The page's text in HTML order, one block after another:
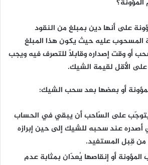
على أنها دين بمبلغ من النقود
عليه حيث يكون هذا المبلغ
أو وقت إصداره وقابلاً للتصرف فيه ويجب
الأقل لقيمة الشيك.
على السّاحب أن يبقي في الحساب
أصدره عند سحبه للشيك إلى حين إبرازه
قِبل المستفيد.
أو إنقاصها يُعدّان بمثابة عدم